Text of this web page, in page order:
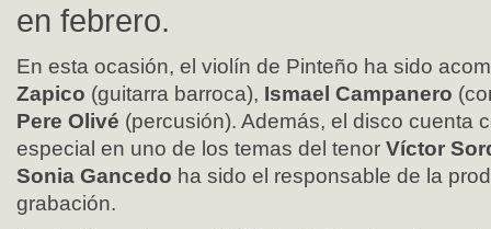
en febrero.
En esta ocasión, el violín de Pinteño ha sido
Zapico (guitarra barroca), Ismael Campanero
Pere Olivé (percusión). Además, el disco cuenta
especial en uno de los temas del tenor Víctor
Sonia Gancedo ha sido el responsable de la
grabación.